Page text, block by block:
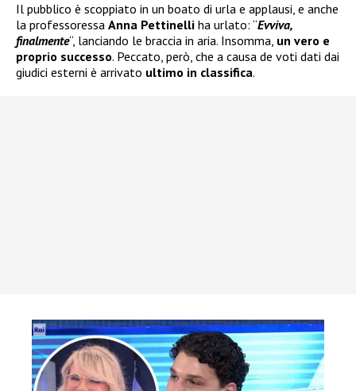
Il pubblico è scoppiato in un boato di urla e applausi, e anche
la professoressa Anna Pettinelli ha urlato: “Evviva,
finalmente“, lanciando le braccia in aria. Insomma, un vero e
proprio successo. Peccato, però, che a causa de voti dati dai
giudici esterni è arrivato ultimo in classifica.